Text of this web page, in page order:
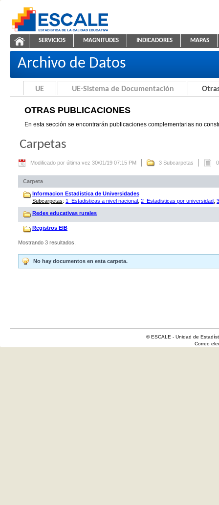
ESCALE - Unidad de Estadística Educativa
Otras Publicaciones
NAVEGACIÓN
SERVICIOS MAGNITUDES INDICADORES MAPAS
Archivo de Datos
UE UE-Sistema de Documentación
OTRAS PUBLICACIONES
En esta sección se encontrarán publicaciones complementarias no
Carpetas
Modificado por última vez 30/01/19 07:15 PM 3 Subcarpetas
Carpeta
Informacion Estadistica de Universidades
Subcarpetas: 1_Estadisticas a nivel nacional 2_Estadisticas por universidad
Redes educativas rurales
Registros EIB
Mostrando 3 resultados.
No hay documentos en esta carpeta.
© ESCALE - Unidad de
Correo